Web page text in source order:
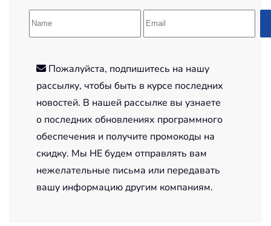
Пожалуйста, подпишитесь на нашу
рассылку, чтобы быть в курсе последних
новостей. В нашей рассылке вы узнаете
о последних обновлениях программного
обеспечения и получите промокоды на
скидку. Мы НЕ будем отправлять вам
нежелательные письма или передавать
вашу информацию другим компаниям.